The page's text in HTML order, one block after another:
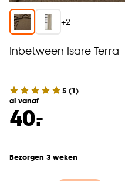
+2
Inbetween Isare Terra
5 (1)
al vanaf
40.
-
Bezorgen 3 weken